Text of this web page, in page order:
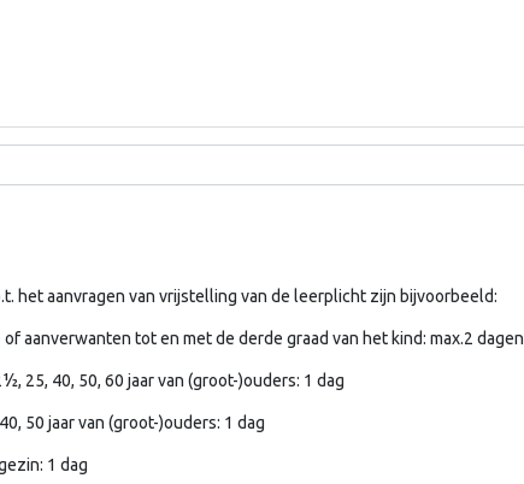
het aanvragen van vrijstelling van de leerplicht zijn bijvoorbeeld:
aanverwanten tot en met de derde graad van het kind: max.2 dagen
25, 40, 50, 60 jaar van (groot-)ouders: 1 dag
50 jaar van (groot-)ouders: 1 dag
1 dag